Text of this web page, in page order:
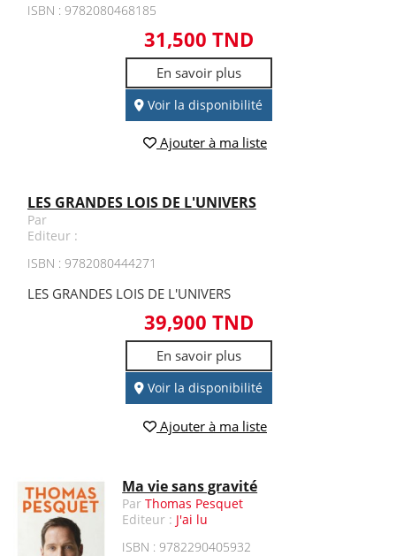
ISBN : 9782080468185
31,500 TND
En savoir plus
Voir la disponibilité
Ajouter à ma liste
LES GRANDES LOIS DE L'UNIVERS
Par
Editeur :
ISBN : 9782080444271
LES GRANDES LOIS DE L'UNIVERS
39,900 TND
En savoir plus
Voir la disponibilité
Ajouter à ma liste
Ma vie sans gravité
ParThomas Pesquet
Editeur : J'ai lu
ISBN : 9782290405932